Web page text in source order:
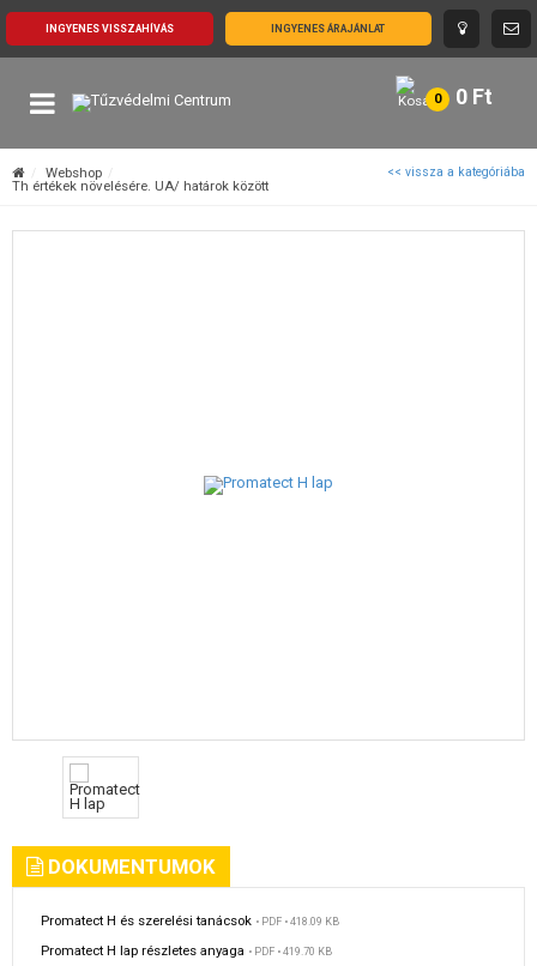
INGYENES VISSZAHÍVÁS INGYENES ÁRAJÁNLAT
0 0 Ft
Webshop
Th értékek növelésére. UA/ határok között
<< vissza a kategóriába
DOKUMENTUMOK
Promatect H és szerelési tanácsok • PDF • 418.09 KB
Promatect H lap részletes anyaga • PDF • 419.70 KB